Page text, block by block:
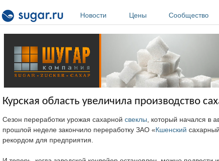
Новости
Цены Сообщество
Курская область увеличила производство
Сезон переработки урожая сахарной свеклы , который начался в
прошлой неделе закончило переработку ЗАО «Кшенский
рекордом для предприятия.